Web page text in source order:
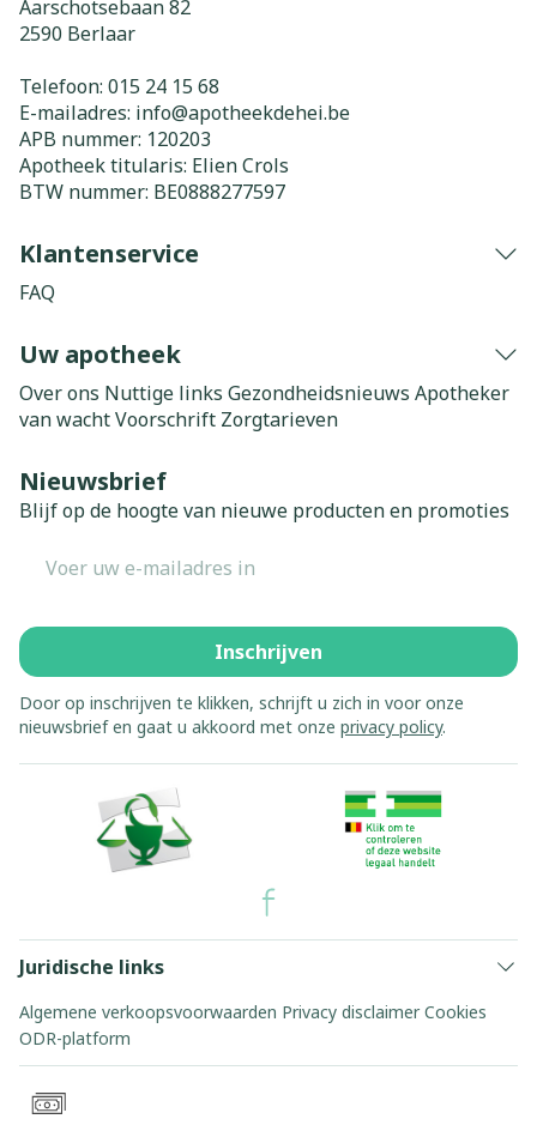
Aarschotsebaan 82
2590 Berlaar
Telefoon: 015 24 15 68
E-mailadres: info@apotheekdehei.be
APB nummer: 120203
Apotheek titularis: Elien Crols
BTW nummer: BE0888277597
Klantenservice
FAQ
Uw apotheek
Over ons Nuttige links Gezondheidsnieuws Apotheker
van wachtVoorschrift Zorgtarieven
Nieuwsbrief
Blijf op de hoogte van nieuwe producten en promoties
Inschrijven
Door op inschrijven te klikken, schrijft u zich in voor onze
nieuwsbrief en gaat u akkoord met onze privacy policy.
Juridische links
Algemene verkoopsvoorwaarden Privacy disclaimer Cookies
ODR-platform